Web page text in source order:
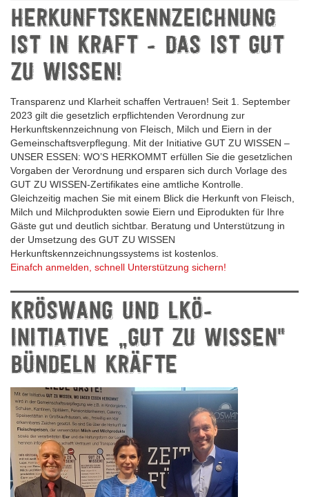
HERKUNFTSKENNZEICHNUNG
IST IN KRAFT - DAS IST GUT
ZU WISSEN!
Transparenz und Klarheit schaffen Vertrauen! Seit 1. September
2023 gilt die gesetzlich erpflichtenden Verordnung zur
Herkunftskennzeichnung von Fleisch, Milch und Eiern in der
Gemeinschaftsverpflegung. Mit der Initiative GUT ZU WISSEN –
UNSER ESSEN: WO’S HERKOMMT erfüllen Sie die gesetzlichen
Vorgaben der Verordnung und ersparen sich durch Vorlage des
GUT ZU WISSEN-Zertifikates eine amtliche Kontrolle.
Gleichzeitig machen Sie mit einem Blick die Herkunft von Fleisch,
Milch und Milchprodukten sowie Eiern und Eiprodukten für Ihre
Gäste gut und deutlich sichtbar. Beratung und Unterstützung in
der Umsetzung des GUT ZU WISSEN
Herkunftskennzeichnungssystems ist kostenlos.
Einafch anmelden, schnell Unterstützung sichern!
KRÖSWANG UND LKÖ-
INITIATIVE „GUT ZU WISSEN"
BÜNDELN KRÄFTE